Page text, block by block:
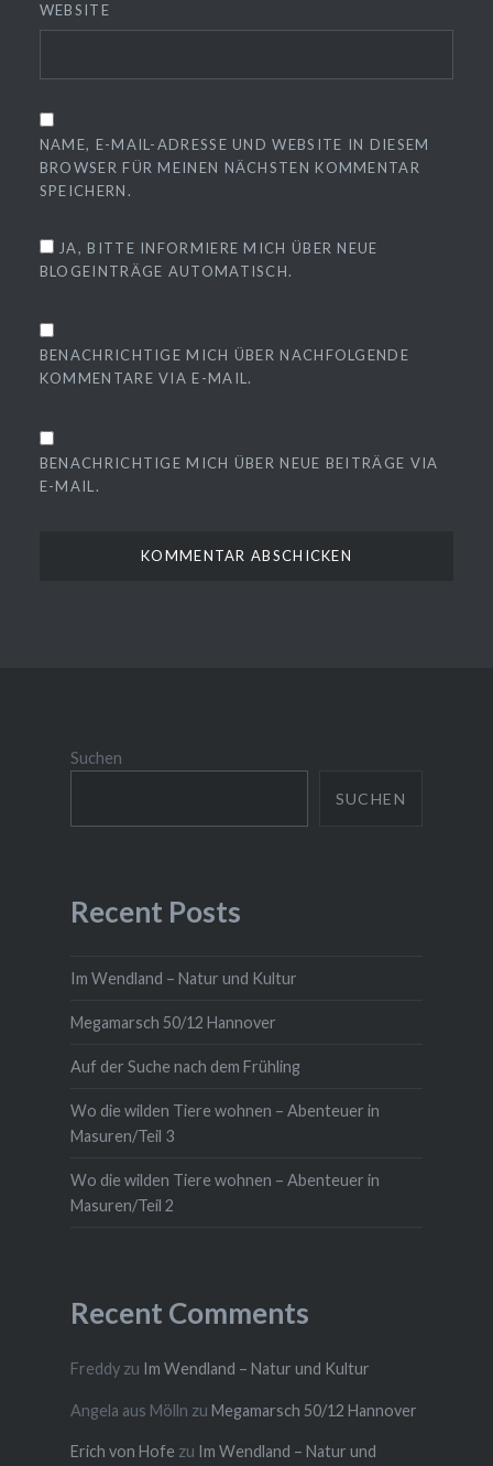
WEBSITE
NAME, E-MAIL-ADRESSE UND WEBSITE IN DIESEM
BROWSER FÜR MEINEN NÄCHSTEN KOMMENTAR
SPEICHERN.
JA, BITTE INFORMIERE MICH ÜBER NEUE
BLOGEINTRÄGE AUTOMATISCH.
BENACHRICHTIGE MICH ÜBER NACHFOLGENDE
KOMMENTARE VIA E-MAIL.
BENACHRICHTIGE MICH ÜBER NEUE BEITRÄGE VIA
E-MAIL.
Suchen
SUCHEN
Recent Posts
Im Wendland – Natur und Kultur
Megamarsch 50/12 Hannover
Auf der Suche nach dem Frühling
Wo die wilden Tiere wohnen – Abenteuer in
Masuren/Teil 3
Wo die wilden Tiere wohnen – Abenteuer in
Masuren/Teil 2
Recent Comments
Freddyzu Im Wendland – Natur und Kultur
Angela aus Mölln zu Megamarsch 50/12 Hannover
Erich von Hofe zu Im Wendland – Natur und